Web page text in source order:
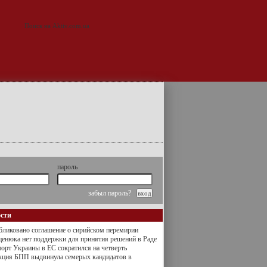
пароль
забыл пароль?
соглашение о сирийском перемирии
нет поддержки для принятия решений в Раде
Украины в ЕС сократился на четверть
БПП выдвинула семерых кандидатов в